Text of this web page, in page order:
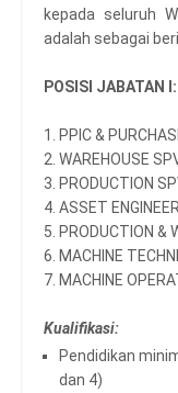
kepada seluruh
adalah sebagai
POSISI JABATAN I:
1. PPIC &
2. WAREHOUSE
3. PRODUCTION
4. ASSET
5. PRODUCTION &
6. MACHINE
7. MACHINE
Kualifikasi:
Pendidikan
dan 4)